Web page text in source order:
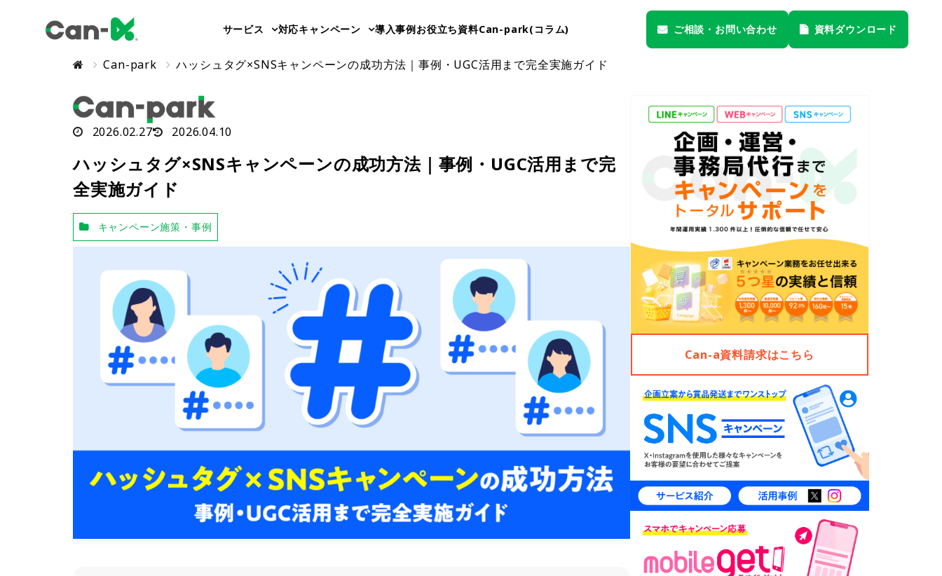
サービス 対応キャンペーン 導入事例お役立ち資料Can-park(コラム) ご相談・ お問い合わせ 資料ダウンロード
Can-park ハッシュタグ×SNSキャンペーンの成功方法｜事例・UGC活用まで完全実施ガイド
2026.02.27 2026.04.10
ハッシュタグ×SNSキャンペーンの成功方法｜事例・UGC活用まで完
全実施ガイド
キャンペーン施策・事例
Can-a資料請求はこちら